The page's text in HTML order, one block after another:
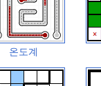
온도계